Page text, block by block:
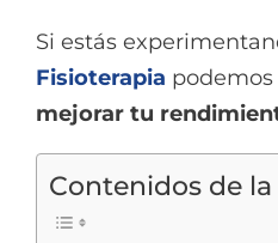
Si estás
Fisioterapia
mejorar tu
Contenidos de